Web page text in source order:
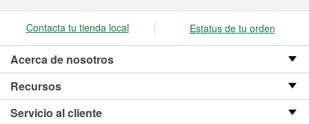
Contacta tu tienda local Estatus de tu orden
Acerca de nosotros
Recursos
Servicio al cliente